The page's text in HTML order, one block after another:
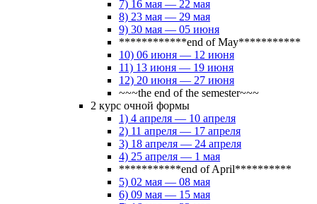
7) 16 мая — 22 мая
8) 23 мая — 29 мая
9) 30 мая — 05 июня
************end of May***********
10) 06 июня — 12 июня
11) 13 июня — 19 июня
12) 20 июня — 27 июня
~~~the end of the semester~~~
2 курс очной формы
1) 4 апреля — 10 апреля
2) 11 апреля — 17 апреля
3) 18 апреля — 24 апреля
4) 25 апреля — 1 мая
***********end of April**********
5) 02 мая — 08 мая
6) 09 мая — 15 мая